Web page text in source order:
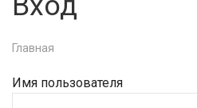
Главная
Имя пользователя